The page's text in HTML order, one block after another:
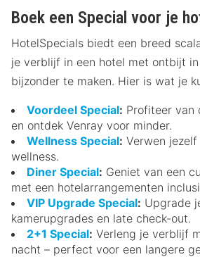
Boek een Special voor je
HotelSpecials biedt een breed
je verblijf in een hotel met ontbijt
bijzonder te maken. Hier is wat je
Voordeel Special: Profiteer van
en ontdek Venray voor minder.
Wellness Special: Verwen
wellness.
Diner Special: Geniet van een
met een hotelarrangementen
VIP Upgrade Special: Upgrade
kamerupgrades en late check-out.
2+1 Special: Verleng je verblijf
nacht – perfect voor een langere